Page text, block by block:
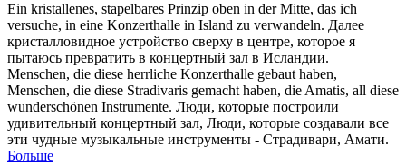
Ein kristallenes, stapelbares Prinzip oben in der Mitte, das ich
versuche, in eine Konzerthalle in Island zu verwandeln. Далее
кристалловидное устройство сверху в центре, которое я
пытаюсь превратить в концертный зал в Исландии.
Menschen, die diese herrliche Konzerthalle gebaut haben,
Menschen, die diese Stradivaris gemacht haben, die Amatis, all diese
wunderschönen Instrumente. Люди, которые построили
удивительный концертный зал, Люди, которые создавали все
эти чудные музыкальные инструменты - Страдивари, Амати.
Больше